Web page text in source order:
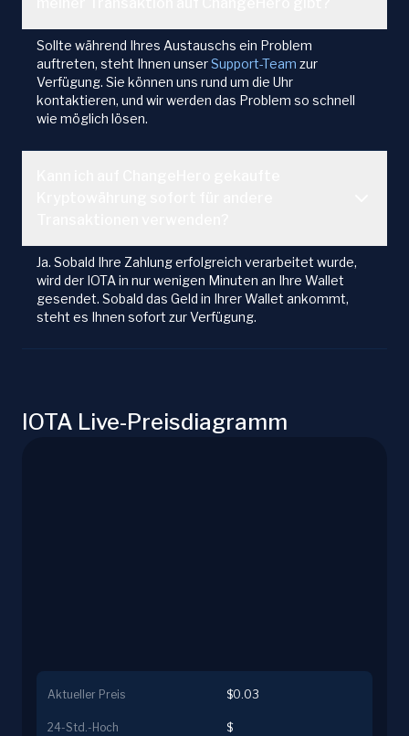
Sollte während Ihres Austauschs ein Problem
auftreten, steht Ihnen unserSupport-Team zur
Verfügung. Sie können uns rund um die Uhr
kontaktieren, und wir werden das Problem so schnell
wie möglich lösen.
Ja. Sobald Ihre Zahlung erfolgreich verarbeitet wurde,
wird der IOTA in nur wenigen Minuten an Ihre Wallet
gesendet. Sobald das Geld in Ihrer Wallet ankommt,
steht es Ihnen sofort zur Verfügung.
IOTA Live-Preisdiagramm
Aktueller Preis $0.03
24-Std.-Hoch $